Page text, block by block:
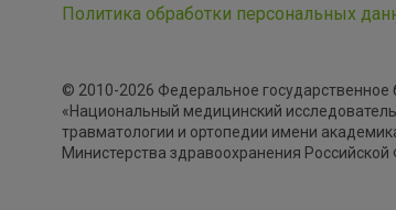
Политика обработки персональных
© 2010-2026 Федеральное
«Национальный медицинский
травматологии и ортопедии имени
Министерства здравоохранения